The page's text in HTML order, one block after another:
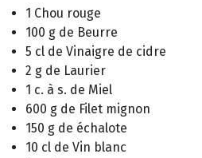
1 Chou rouge
100 g de Beurre
5 cl de Vinaigre de cidre
2 g de Laurier
1 c. à s. de Miel
600 g de Filet mignon
150 g de échalote
10 cl de Vin blanc